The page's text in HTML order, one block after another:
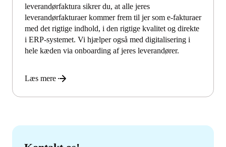
leverandørfaktura sikrer du, at alle jeres
leverandørfakturaer kommer frem til jer som e-fakturaer
med det rigtige indhold, i den rigtige kvalitet og direkte
i ERP-systemet. Vi hjælper også med digitalisering i
hele kæden via onboarding af jeres leverandører.
Læs mere